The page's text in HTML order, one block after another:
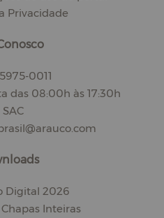
Privacidade
0011
das 08:00h às 17:30h
SAC
Digital 2026
Inteiras